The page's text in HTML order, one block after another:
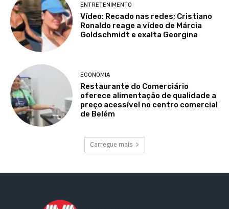
ENTRETENIMENTO
Vídeo: Recado nas redes; Cristiano
Ronaldo reage a vídeo de Márcia
Goldschmidt e exalta Georgina
ECONOMIA
Restaurante do Comerciário
oferece alimentação de qualidade a
preço acessível no centro comercial
de Belém
Carregue mais